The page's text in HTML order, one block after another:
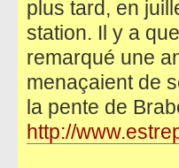
plus tard, en
station. Il y a
remarqué une
menaçaient de
la pente de
http://